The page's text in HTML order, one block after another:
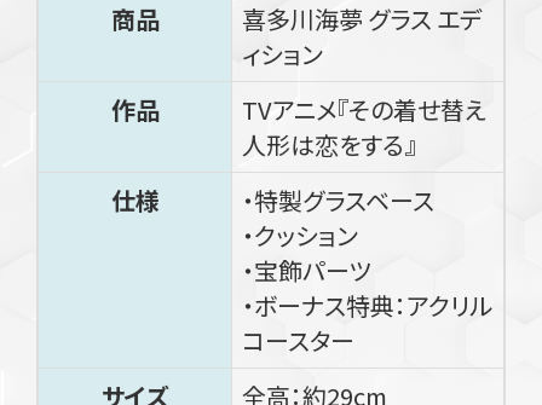
商品
喜多川海夢 グラス エデ
ィション
作品
TVアニメ『その着せ替え
人形は恋をする』
仕様
・特製グラスベース
・クッション
・宝飾パーツ
・ボーナス特典：アクリル
コースター
サイズ
全高：約29cm